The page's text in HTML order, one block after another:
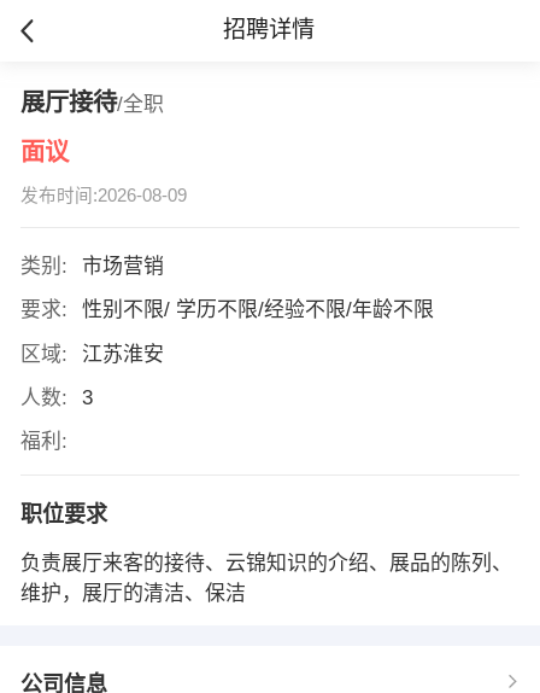
招聘详情
展厅接待/全职
面议
发布时间:2026-08-09
类别:
市场营销
要求:
性别不限/ 学历不限/经验不限/年龄不限
区域:
江苏淮安
人数:
3
福利:
职位要求
负责展厅来客的接待、云锦知识的介绍、展品的陈列、
维护，展厅的清洁、保洁
公司信息